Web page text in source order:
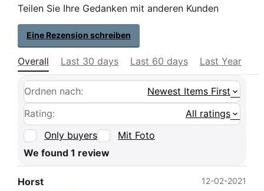
Teilen Sie Ihre Gedanken mit anderen Kunden
Eine Rezension schreiben
Overall Last 30 days Last 60 days Last Year
Ordnen nach:
Newest Items First
Rating:
All ratings
Only buyers
Mit Foto
We found 1 review
Horst
12-02-2021